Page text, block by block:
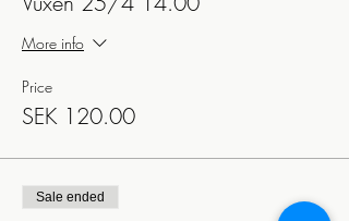
More info
Price
SEK 120.00
Sale ended